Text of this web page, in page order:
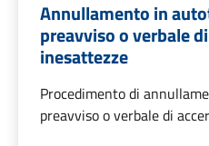
Annullamento in
preavviso o verbale
inesattezze
Procedimento di
preavviso o verbale di